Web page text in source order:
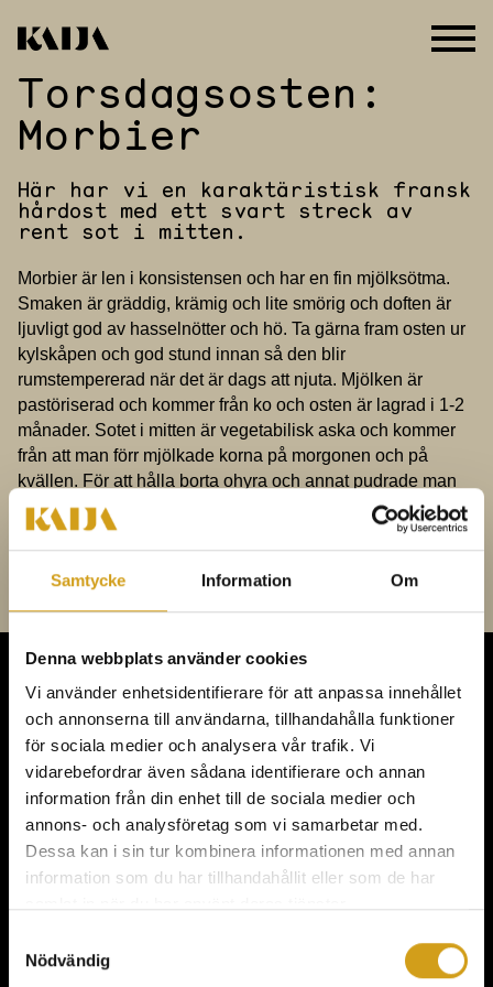
Samtycke Information Om
Denna webbplats använder cookies
Vi använder enhetsidentifierare för att anpassa innehållet
och annonserna till användarna, tillhandahålla funktioner
för sociala medier och analysera vår trafik. Vi
vidarebefordrar även sådana identifierare och annan
information från din enhet till de sociala medier och
annons- och analysföretag som vi samarbetar med.
Dessa kan i sin tur kombinera informationen med annan
information som du har tillhandahållit eller som de har
Nödvändig
Hoppa
innehåll
Torsdagsosten:
Morbier
Här har vi en karaktäristisk fransk
hårdost med ett svart streck av
rent sot i mitten.
Morbier är len i konsistensen och har en fin mjölksötma.
Smaken är gräddig, krämig och lite smörig och doften är
ljuvligt god av hasselnötter och hö. Ta gärna fram osten ur
kylskåpen och god stund innan så den blir
rumstempererad när det är dags att njuta. Mjölken är
pastöriserad och kommer från ko och osten är lagrad i 1-2
månader. Sotet i mitten är vegetabilisk aska och kommer
från att man förr mjölkade korna på morgonen och på
kvällen. För att hålla borta ohyra och annat pudrade man
över morgonmjölken med aska, när man sedan fyllde på
kvällens mjölk bildades en svart rand mitt i osten.
KONFERENS,
MÖTEN & FEST
Meny
KONFERENS